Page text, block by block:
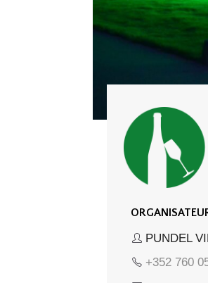
PUNDEL
+352 760